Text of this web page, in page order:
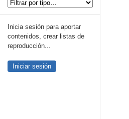
Inicia sesión para aportar
contenidos, crear listas de
reproducción...
Iniciar sesión